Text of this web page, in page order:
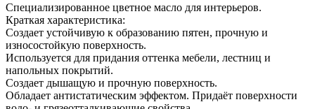
Специализированное цветное масло для интерьеров.
Краткая характеристика:
Создает устойчивую к образованию пятен, прочную и
износостойкую поверхность.
Используется для придания оттенка мебели, лестниц и
напольных покрытий.
Создает дышащую и прочную поверхность.
Обладает антистатическим эффектом. Придаёт поверхности